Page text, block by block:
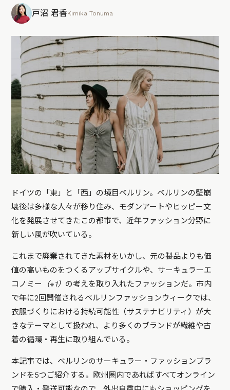
戸沼 君香Kimika Tonuma
ドイツの「東」と「西」の境目ベルリン。ベルリンの壁崩
壊後は多様な人々が移り住み、モダンアートやヒッピー文
化を発展させてきたこの都市で、近年ファッション分野に
新しい風が吹いている。
これまで廃棄されてきた素材をいかし、元の製品よりも価
値の高いものをつくるアップサイクルや、サーキュラーエ
コノミー
（※1） の考えを取り入れたファッションだ。市内
で年に2回開催されるベルリンファッションウィークでは、
衣服づくりにおける持続可能性（サステナビリティ）が大
きなテーマとして扱われ、より多くのブランドが繊維や古
着の循環・再生に取り組んでいる。
本記事では、ベルリンのサーキュラー・ファッションブラ
ンドを5つご紹介する。欧州圏内であればすべてオンライン